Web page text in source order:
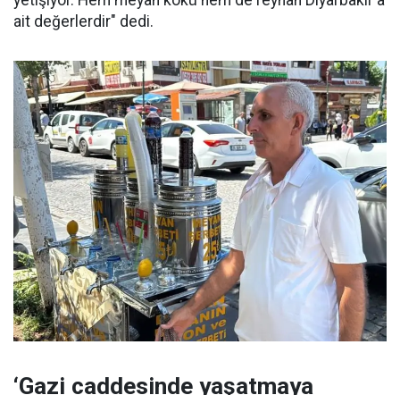
ait değerlerdir" dedi.
‘Gazi caddesinde yaşatmaya